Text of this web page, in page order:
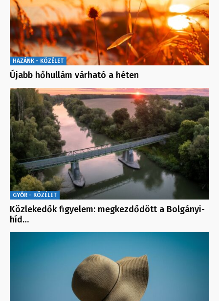
HAZÁNK - KÖZÉLET
Újabb hőhullám várható a héten
GYŐR - KÖZÉLET
Közlekedők figyelem: megkezdődött a Bolgányi-
híd…